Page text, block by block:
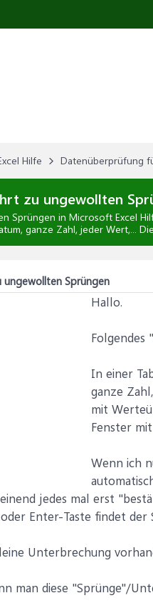
Hilfe Datenüberprüfung
zu ungewollten
Sprüngen in Microsoft Excel
ganze Zahl, jeder Wert,...
Sprüngen
Hallo.
Folgendes
In einer
ganze
mit
Fenster
Wenn ich
jedes mal erst
Enter-Taste findet
Unterbrechung
man diese "Sprünge"/